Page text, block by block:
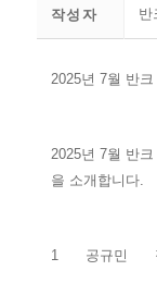
작성자 반
2025년 7월 반
2025년 7월 반
을 소개합니다.
1 공규민